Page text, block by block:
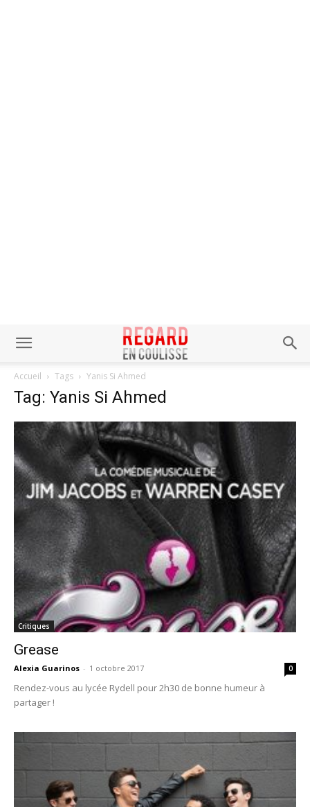
Accueil Tags Yanis Si Ahmed
Tag: Yanis Si Ahmed
Critiques
Grease
Alexia Guarinos - 1 octobre 2017 0
Rendez-vous au lycée Rydell pour 2h30 de bonne humeur à
partager !